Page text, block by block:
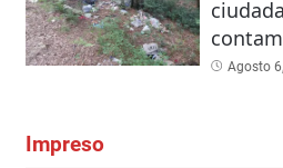
Agosto
Impreso